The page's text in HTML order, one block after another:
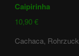
Caipirinha
10,90 €
Cachaca,